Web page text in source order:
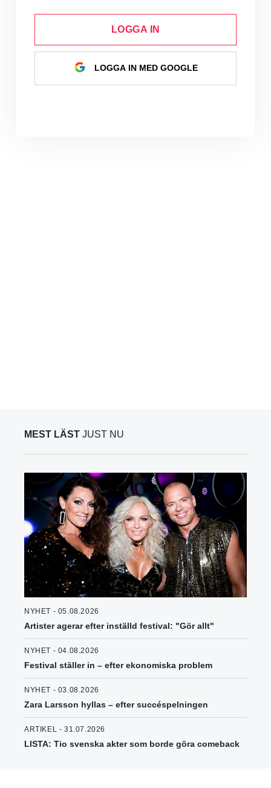
LOGGA IN
LOGGA IN MED GOOGLE
MEST LÄST JUST NU
NYHET - 05.08.2026
Artister agerar efter inställd festival: "Gör allt"
NYHET - 04.08.2026
Festival ställer in – efter ekonomiska problem
NYHET - 03.08.2026
Zara Larsson hyllas – efter succéspelningen
ARTIKEL - 31.07.2026
LISTA: Tio svenska akter som borde göra comeback